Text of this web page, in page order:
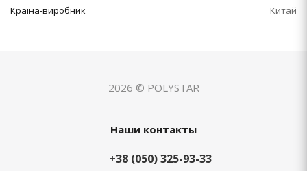
Країна-виробник Китай
2026 © POLYSTAR
Наши контакты
+38 (050) 325-93-33